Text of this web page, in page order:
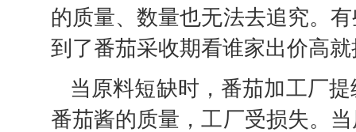
的质量、数量也无法去追究。
到了番茄采收期看谁家出价高
当原料短缺时，番茄加工厂
番茄酱的质量，工厂受损失。